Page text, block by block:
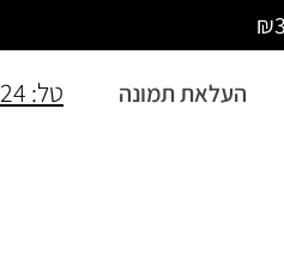
טל: 052-664-0424 העלאת תמונה